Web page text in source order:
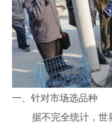
一、针对市场选品种
据不完全统计，世